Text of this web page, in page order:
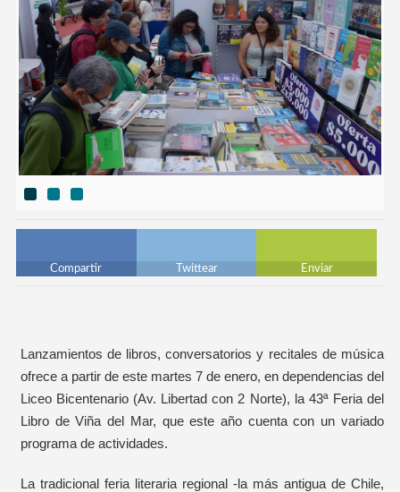
Compartir Twittear Enviar
Lanzamientos de libros, conversatorios y recitales de música
ofrece a partir de este martes 7 de enero, en dependencias del
Liceo Bicentenario (Av. Libertad con 2 Norte), la 43ª Feria del
Libro de Viña del Mar, que este año cuenta con un variado
programa de actividades.
La tradicional feria literaria regional -la más antigua de Chile,